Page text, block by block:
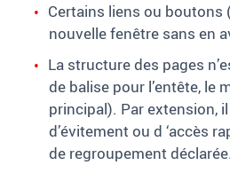
Certains liens ou boutons
nouvelle fenêtre sans en
La structure des pages
de balise pour l’entête, le
principal). Par extension, il
d’évitement ou d ‘accès
de regroupement déclarée.